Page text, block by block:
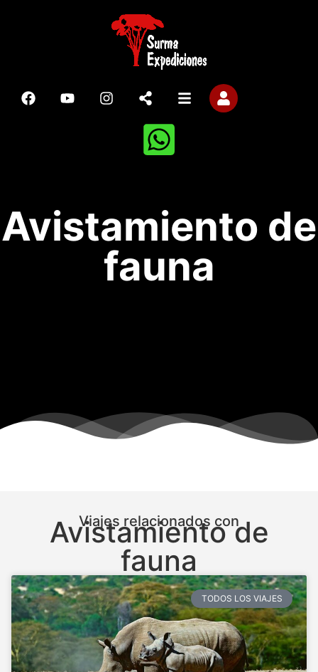
Avistamiento de
fauna
Viajes relacionados con
Avistamiento de
fauna
TODOS LOS VIAJES